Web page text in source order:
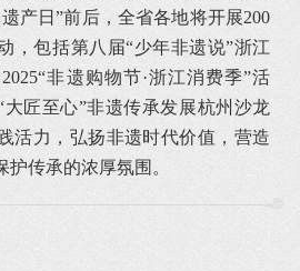
产日”前后，全省各地将开展200
，包括第八届“少年非遗说”浙江
非遗购物节·浙江消费季”活
大匠至心”非遗传承发展杭州沙龙
活力，弘扬非遗时代价值，营造
传承的浓厚氛围。